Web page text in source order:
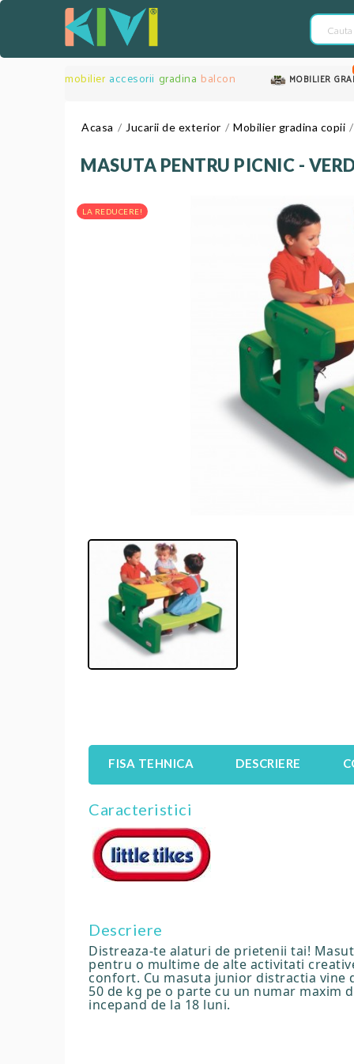
mobilier accesorii gradina balcon MOBILIER
Acasa Jucarii de exterior Mobilier gradina copii
MASUTA PENTRU PICNIC -
LA REDUCERE!
FISA TEHNICA DESCRIERE
Caracteristici
Descriere
Distreaza-te alaturi de prietenii tai!
pentru o multime de alte activitati
confort. Cu masuta junior distractia vine
50 de kg pe o parte cu un numar maxim
incepand de la 18 luni.